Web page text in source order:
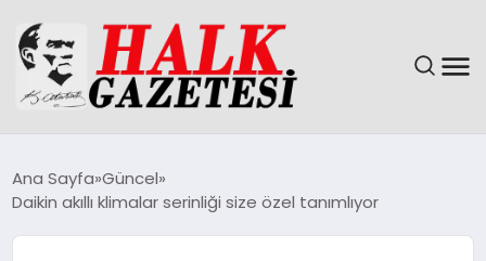
Ana Sayfa Güncel
Daikin akıllı klimalar serinliği size özel tanımlıyor